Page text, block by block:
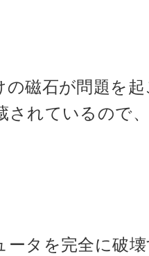
磁石が問題を
されているので
タを完全に破